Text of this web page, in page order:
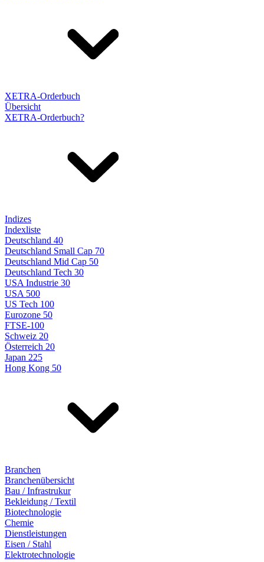
XETRA-Orderbuch
Übersicht
XETRA-Orderbuch?
Indizes
Indexliste
Deutschland 40
Deutschland Small Cap 70
Deutschland Mid Cap 50
Deutschland Tech 30
USA Industrie 30
USA 500
US Tech 100
Eurozone 50
FTSE-100
Schweiz 20
Österreich 20
Japan 225
Hong Kong 50
Branchen
Branchenübersicht
Bau / Infrastrukur
Bekleidung / Textil
Biotechnologie
Chemie
Dienstleistungen
Eisen / Stahl
Elektrotechnologie